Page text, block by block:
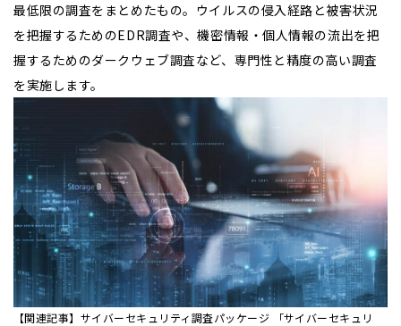
最低限の調査をまとめたもの。ウイルスの侵入経路と被害状況
を把握するためのEDR調査や、機密情報・個人情報の流出を把
握するためのダークウェブ調査など、専門性と精度の高い調査
を実施します。
【関連記事】サイバーセキュリティ調査パッケージ 「サイバーセキュリ